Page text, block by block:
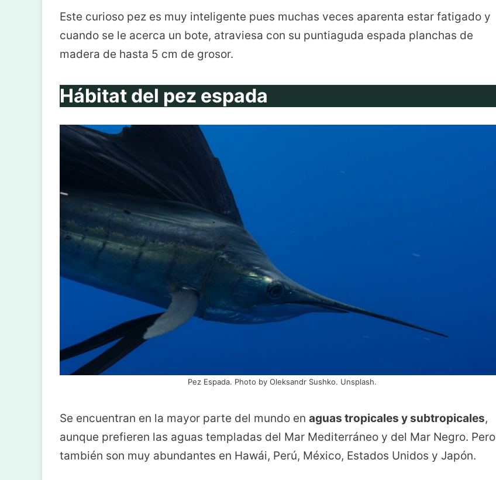
Este curioso pez es muy inteligente pues muchas veces aparenta estar fatigado y
cuando se le acerca un bote, atraviesa con su puntiaguda espada planchas de
madera de hasta 5 cm de grosor.
Hábitat del pez espada
Pez Espada. Photo by Oleksandr Sushko. Unsplash.
Se encuentran en la mayor parte del mundo en aguas tropicales y subtropicales,
aunque prefieren las aguas templadas del Mar Mediterráneo y del Mar Negro. Pero
también son muy abundantes en Hawái, Perú, México, Estados Unidos y Japón.